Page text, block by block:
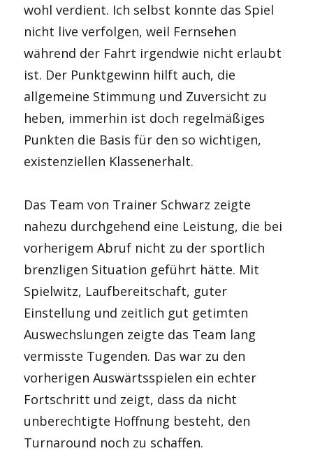
wohl verdient. Ich selbst konnte das Spiel
nicht live verfolgen, weil Fernsehen
während der Fahrt irgendwie nicht erlaubt
ist. Der Punktgewinn hilft auch, die
allgemeine Stimmung und Zuversicht zu
heben, immerhin ist doch regelmäßiges
Punkten die Basis für den so wichtigen,
existenziellen Klassenerhalt.
Das Team von Trainer Schwarz zeigte
nahezu durchgehend eine Leistung, die bei
vorherigem Abruf nicht zu der sportlich
brenzligen Situation geführt hätte. Mit
Spielwitz, Laufbereitschaft, guter
Einstellung und zeitlich gut getimten
Auswechslungen zeigte das Team lang
vermisste Tugenden. Das war zu den
vorherigen Auswärtsspielen ein echter
Fortschritt und zeigt, dass da nicht
unberechtigte Hoffnung besteht, den
Turnaround noch zu schaffen.